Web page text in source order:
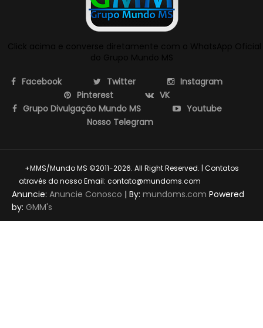
Facebook Twitter
Instagram
Pinterest
VK
Grupo Divulgação Mundo MS
Youtube
Nosso Telegram
+MMS/Mundo MS ©2011-2026. All Right Reserved. | Contatos
através do nosso Email: contato@mundoms.com
Anuncie: Anuncie Conosco | By: mundoms.com Powered
by: GMM's